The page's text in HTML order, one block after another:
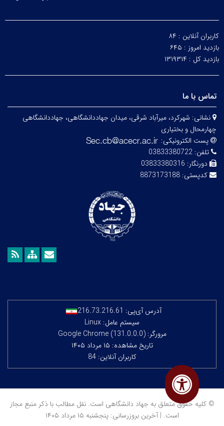
کاربران آنلاین : ۸۴
بازدید امروز : ۶۴۵
بازدید کل : ۱۳۱۹۳۱۴
تماس با ما
نشانی: شهرکرد، میرآباد شرقی، میدان جهاددانشگاهی، جهاددانشگاهی
چهارمحال و بختیاری
پست الکترونیکی:
تلفن: 03833380722
دورنگار: 03833380316
کدپستی: 8873173188
آدرس آی‌پی: 216.73.216.61
سیستم عامل: Linux
مرورگر: Google Chrome (131.0.0.0)
تاریخ مشاهده: ۱۵ مرداد ۱۴۰۵
کاربران آنلاین: 84
© کلیه حقوق متعلق به جهاد دانشگاهی است. نقل مطالب با ذکر منبع مجاز
است. | آخرین بروزرسانی: پنجشنبه ۱۵ مرداد ۱۴۰۵